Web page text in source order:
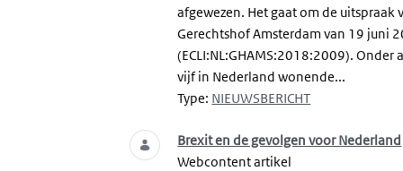
afgewezen. Het gaat om de uitspraak
Gerechtshof Amsterdam van 19 juni
(ECLI:NL:GHAMS:2018:2009). Onder
vijf in Nederland wonende...
Type: NIEUWSBERICHT
Brexit en de gevolgen voor Nederland
Webcontent artikel